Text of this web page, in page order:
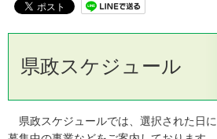
県政スケジュール
県政スケジュールでは、選択された日に